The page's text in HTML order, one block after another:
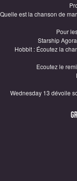
Quelle est la chanson de
Pour
Starship
Hobbit : Écoutez la
Ecoutez le
Wednesday 13 dévoile